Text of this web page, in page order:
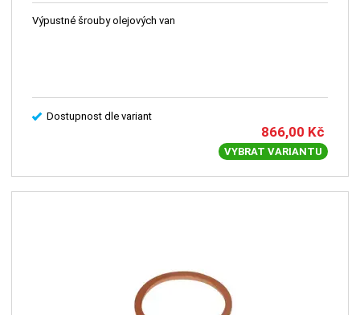
Výpustné šrouby olejových van
Dostupnost dle variant
866,00 Kč
VYBRAT VARIANTU